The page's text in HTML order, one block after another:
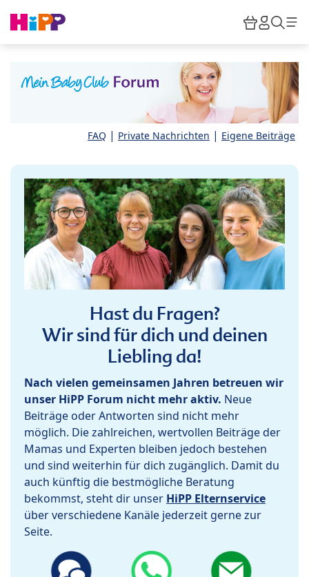
HiPP
FAQ | Private Nachrichten | Eigene Beiträge
Hast du Fragen?
Wir sind für dich und deinen
Liebling da!
Nach vielen gemeinsamen Jahren betreuen wir
unser HiPP Forum nicht mehr aktiv. Neue
Beiträge oder Antworten sind nicht mehr
möglich. Die zahlreichen, wertvollen Beiträge der
Mamas und Experten bleiben jedoch bestehen
und sind weiterhin für dich zugänglich. Damit du
auch künftig die bestmögliche Beratung
bekommst, steht dir unser HiPP Elternservice
über verschiedene Kanäle jederzeit gerne zur
Seite.